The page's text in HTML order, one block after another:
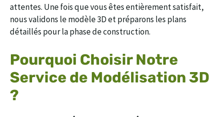
attentes. Une fois que vous êtes entièrement satisfait,
nous validons le modèle 3D et préparons les plans
détaillés pour la phase de construction.
Pourquoi Choisir Notre
Service de Modélisation 3D
?